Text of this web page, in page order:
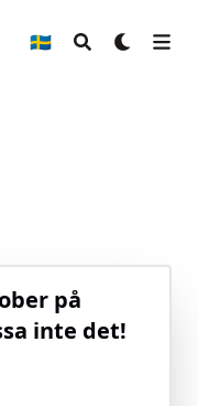
Rättigheter
🇸🇪
på
inte det!